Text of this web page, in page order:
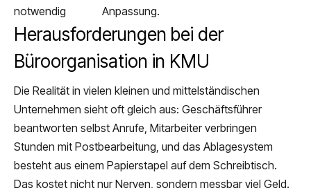
notwendig
Anpassung.
Herausforderungen bei der
Büroorganisation in KMU
Die Realität in vielen kleinen und mittelständischen
Unternehmen sieht oft gleich aus: Geschäftsführer
beantworten selbst Anrufe, Mitarbeiter verbringen
Stunden mit Postbearbeitung, und das Ablagesystem
besteht aus einem Papierstapel auf dem Schreibtisch.
Das kostet nicht nur Nerven, sondern messbar viel Geld.